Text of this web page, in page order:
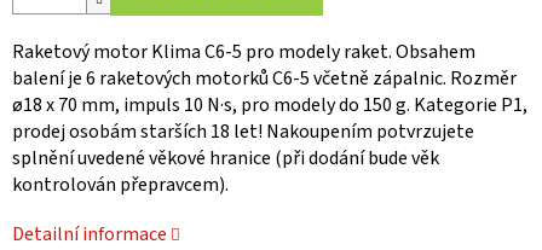
Raketový motor Klima C6-5 pro modely raket. Obsahem
balení je 6 raketových motorků C6-5 včetně zápalnic. Rozměr
ø18 x 70 mm, impuls 10 N·s, pro modely do 150 g. Kategorie P1,
prodej osobám starších 18 let! Nakoupením potvrzujete
splnění uvedené věkové hranice (při dodání bude věk
kontrolován přepravcem).
Detailní informace